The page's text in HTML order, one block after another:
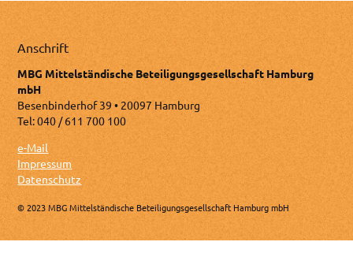
Anschrift
MBG Mittelständische Beteiligungsgesellschaft Hamburg
mbH
Besenbinderhof 39 • 20097 Hamburg
Tel: 040 / 611 700 100
e-Mail
Impressum
Datenschutz
© 2023 MBG Mittelständische Beteiligungsgesellschaft Hamburg mbH